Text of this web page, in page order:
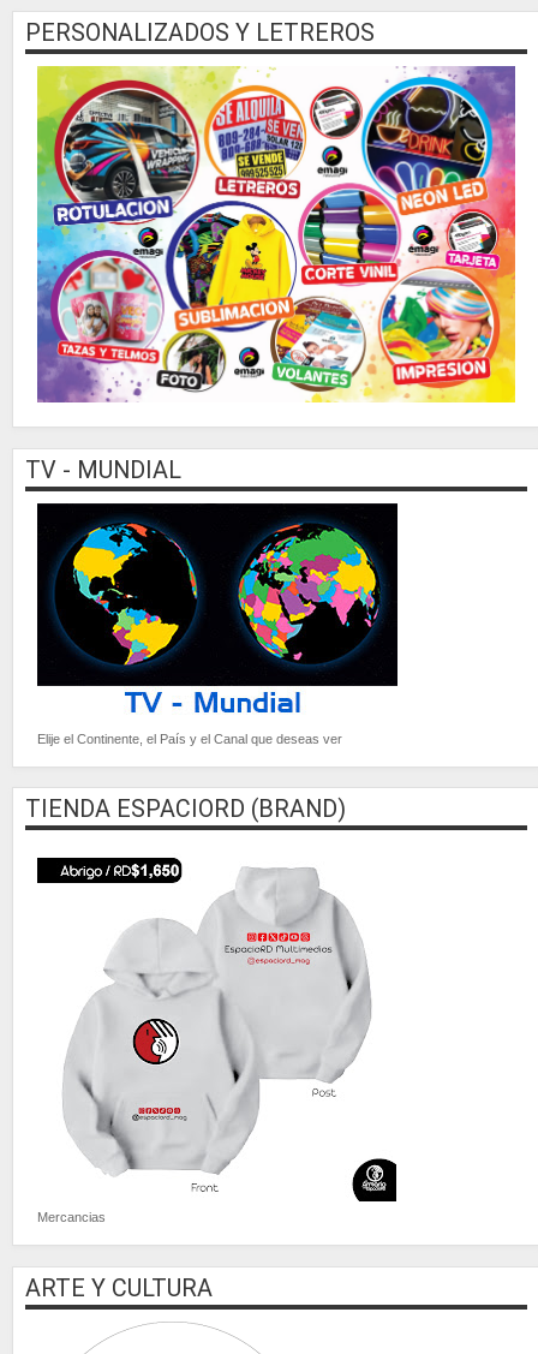
PERSONALIZADOS Y LETREROS
TV - MUNDIAL
Elije el Continente, el País y el Canal que deseas ver
TIENDA ESPACIORD (BRAND)
Mercancias
ARTE Y CULTURA